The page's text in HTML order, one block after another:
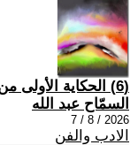
(6) الحكاية الأولى من سيرتي الذاتية، 23
السمّاح عبد الله
2026 / 8 / 7
الادب والفن